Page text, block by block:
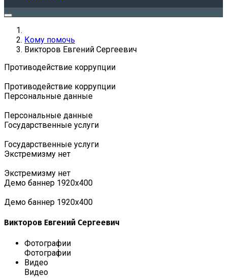
Кому помочь
Викторов Евгений Сергеевич
Противодействие коррупции
Противодействие коррупции
Персональные данные
Персональные данные
Государственные услуги
Государственные услуги
Экстремизму нет
Экстремизму нет
Демо баннер 1920х400
Демо баннер 1920х400
Викторов Евгений Сергеевич
Фотографии
Фотографии
Видео
Видео